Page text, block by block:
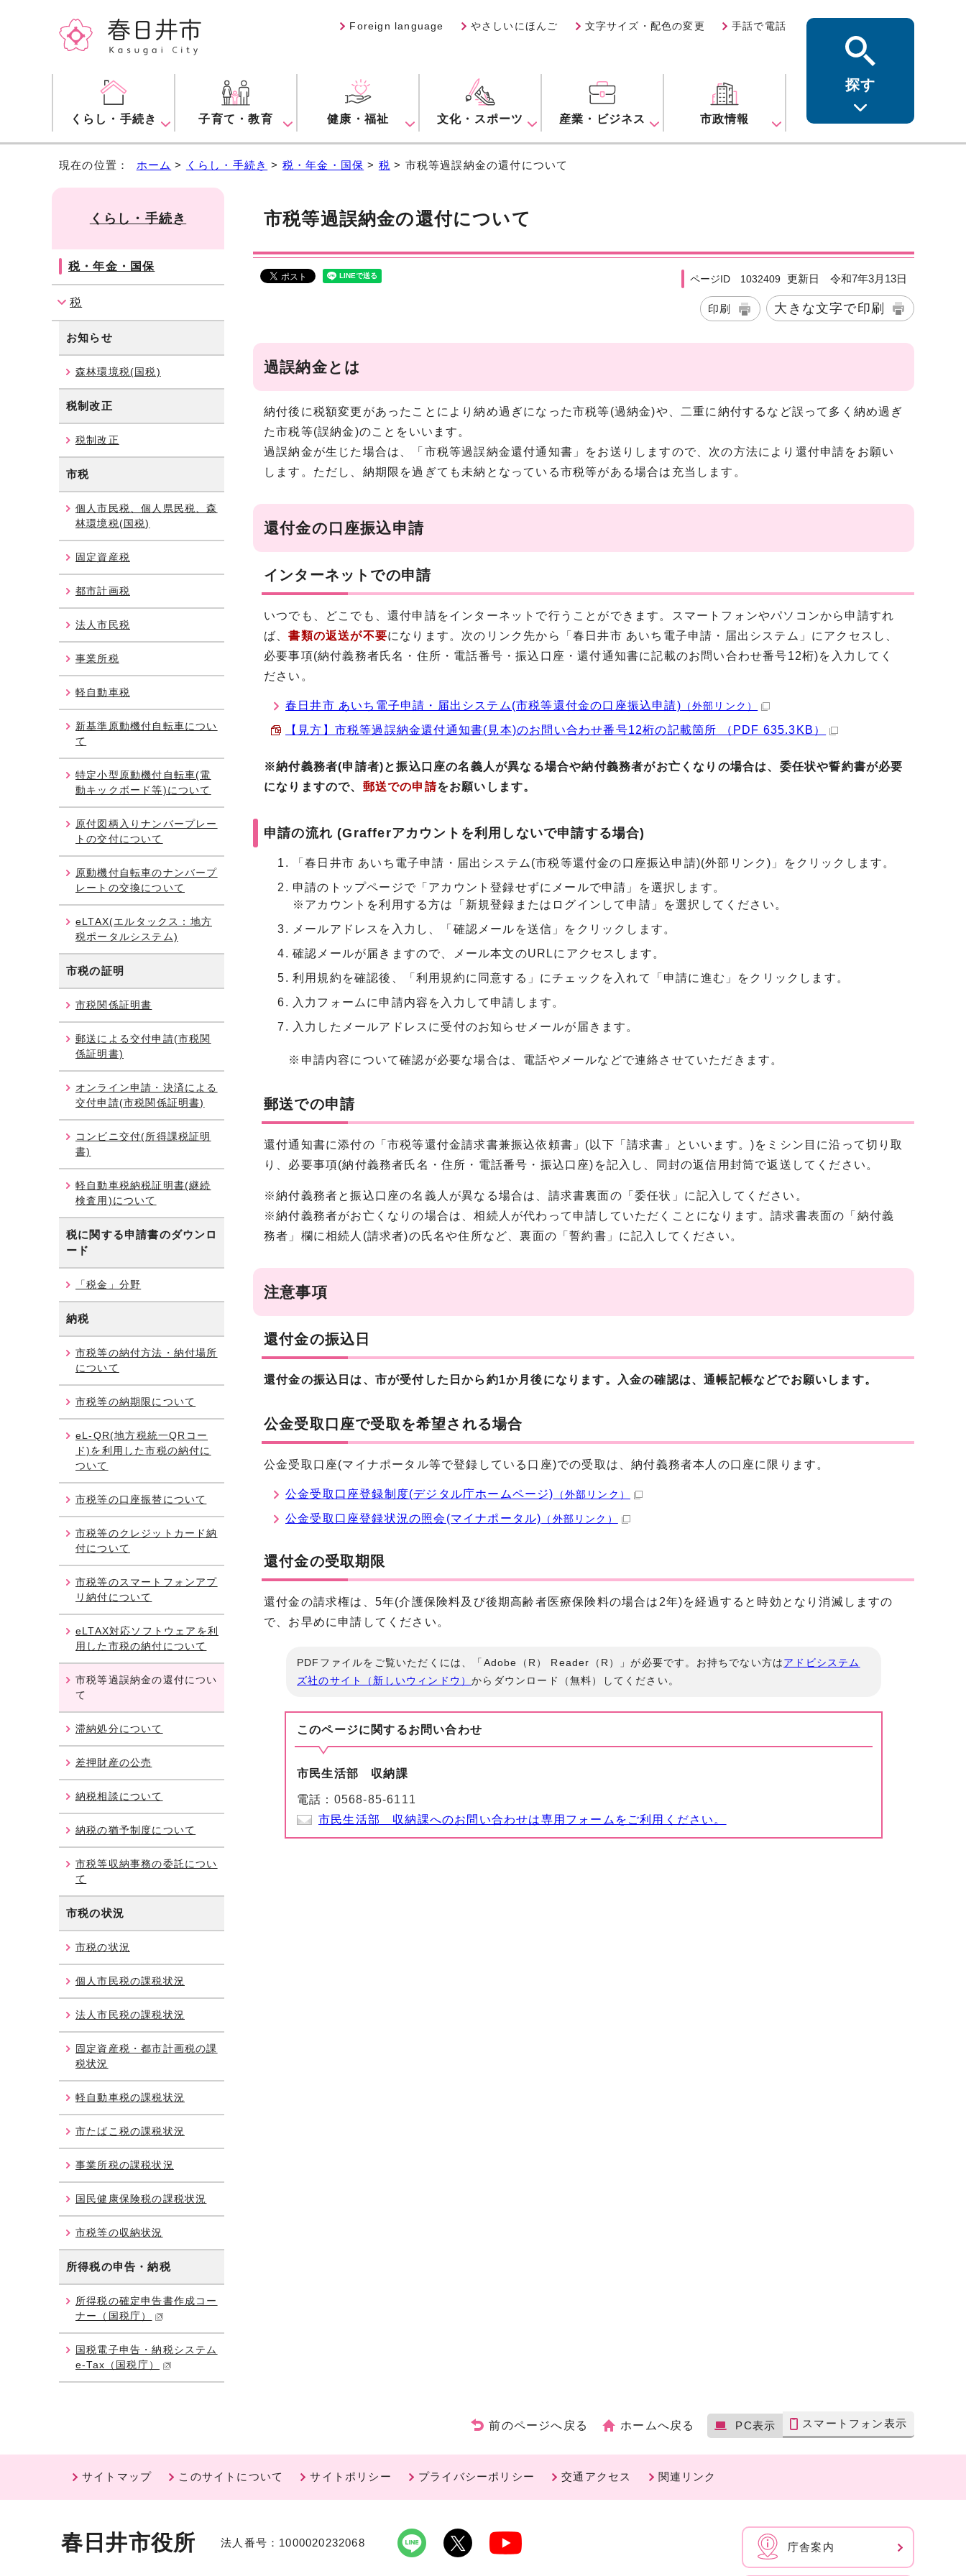
Foreign language やさしいにほんご 文字サイズ・配色の変更 手話で電話
くらし・手続き 子育て・教育 健康・福祉 文化・スポーツ 産業・ビジネス 市政情報
探す
現在の位置： ホーム > くらし・手続き > 税・年金・国保 > 税 > 市税等過誤納金の還付について
市税等過誤納金の還付について
ページID 1032409 更新日 令和7年3月13日
印刷 大きな文字で印刷
過誤納金とは
納付後に税額変更があったことにより納め過ぎになった市税等(過納金)や、二重に納付するなど誤って多く納め過ぎ
た市税等(誤納金)のことをいいます。
過誤納金が生じた場合は、「市税等過誤納金還付通知書」をお送りしますので、次の方法により還付申請をお願い
します。ただし、納期限を過ぎても未納となっている市税等がある場合は充当します。
還付金の口座振込申請
インターネットでの申請
いつでも、どこでも、還付申請をインターネットで行うことができます。スマートフォンやパソコンから申請すれ
ば、書類の返送が不要になります。次のリンク先から「春日井市 あいち電子申請・届出システム」にアクセスし、
必要事項(納付義務者氏名・住所・電話番号・振込口座・還付通知書に記載のお問い合わせ番号12桁)を入力してく
ださい。
春日井市 あいち電子申請・届出システム(市税等還付金の口座振込申請) （外部リンク）
【見方】市税等過誤納金還付通知書(見本)のお問い合わせ番号12桁の記載箇所 （PDF 635.3KB）
※納付義務者(申請者)と振込口座の名義人が異なる場合や納付義務者がお亡くなりの場合は、委任状や誓約書が必要
になりますので、 郵送での申請をお願いします。
申請の流れ (Grafferアカウントを利用しないで申請する場合)
「春日井市 あいち電子申請・届出システム(市税等還付金の口座振込申請)(外部リンク)」をクリックします。
申請のトップページで「アカウント登録せずにメールで申請」を選択します。
※アカウントを利用する方は「新規登録またはログインして申請」を選択してください。
メールアドレスを入力し、「確認メールを送信」をクリックします。
確認メールが届きますので、メール本文のURLにアクセスします。
利用規約を確認後、「利用規約に同意する」にチェックを入れて「申請に進む」をクリックします。
入力フォームに申請内容を入力して申請します。
入力したメールアドレスに受付のお知らせメールが届きます。
※申請内容について確認が必要な場合は、電話やメールなどで連絡させていただきます。
郵送での申請
還付通知書に添付の「市税等還付金請求書兼振込依頼書」(以下「請求書」といいます。)をミシン目に沿って切り取
り、必要事項(納付義務者氏名・住所・電話番号・振込口座)を記入し、同封の返信用封筒で返送してください。
※納付義務者と振込口座の名義人が異なる場合は、請求書裏面の「委任状」に記入してください。
※納付義務者がお亡くなりの場合は、相続人が代わって申請していただくことになります。請求書表面の「納付義
務者」欄に相続人(請求者)の氏名や住所など、裏面の「誓約書」に記入してください。
注意事項
還付金の振込日
還付金の振込日は、市が受付した日から約1か月後になります。入金の確認は、通帳記帳などでお願いします。
公金受取口座で受取を希望される場合
公金受取口座(マイナポータル等で登録している口座)での受取は、納付義務者本人の口座に限ります。
公金受取口座登録制度(デジタル庁ホームページ) （外部リンク）
公金受取口座登録状況の照会(マイナポータル) （外部リンク）
還付金の受取期限
還付金の請求権は、5年(介護保険料及び後期高齢者医療保険料の場合は2年)を経過すると時効となり消滅しますの
で、お早めに申請してください。
PDFファイルをご覧いただくには、「Adobe（R） Reader（R）」が必要です。お持ちでない方はアドビシステム
ズ社のサイト（新しいウィンドウ）からダウンロード（無料）してください。
このページに関するお問い合わせ
市民生活部 収納課
電話： 0568-85-6111
市民生活部 収納課へのお問い合わせは専用フォームをご利用ください。
くらし・手続き
税・年金・国保
税
お知らせ
森林環境税(国税)
税制改正
税制改正
市税
個人市民税、個人県民税、森
林環境税(国税)
固定資産税
都市計画税
法人市民税
事業所税
軽自動車税
新基準原動機付自転車につい
て
特定小型原動機付自転車(電
動キックボード等)について
原付図柄入りナンバープレー
トの交付について
原動機付自転車のナンバープ
レートの交換について
eLTAX(エルタックス：地方
税ポータルシステム)
市税の証明
市税関係証明書
郵送による交付申請(市税関
係証明書)
オンライン申請・決済による
交付申請(市税関係証明書)
コンビニ交付(所得課税証明
書)
軽自動車税納税証明書(継続
検査用)について
税に関する申請書のダウンロ
ード
「税金」分野
納税
市税等の納付方法・納付場所
について
市税等の納期限について
eL-QR(地方税統一QRコー
ド)を利用した市税の納付に
ついて
市税等の口座振替について
市税等のクレジットカード納
付について
市税等のスマートフォンアプ
リ納付について
eLTAX対応ソフトウェアを利
用した市税の納付について
市税等過誤納金の還付につい
て
滞納処分について
差押財産の公売
納税相談について
納税の猶予制度について
市税等収納事務の委託につい
て
市税の状況
市税の状況
個人市民税の課税状況
法人市民税の課税状況
固定資産税・都市計画税の課
税状況
軽自動車税の課税状況
市たばこ税の課税状況
事業所税の課税状況
国民健康保険税の課税状況
市税等の収納状況
所得税の申告・納税
所得税の確定申告書作成コー
ナー（国税庁）
国税電子申告・納税システム
e-Tax（国税庁）
前のページへ戻る ホームへ戻る PC表示 スマートフォン表示
サイトマップ このサイトについて サイトポリシー プライバシーポリシー 交通アクセス 関連リンク
春日井市役所 法人番号：1000020232068 庁舎案内